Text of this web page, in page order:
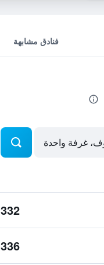
فنادق مشابهة
332 ﷼
336 ﷼